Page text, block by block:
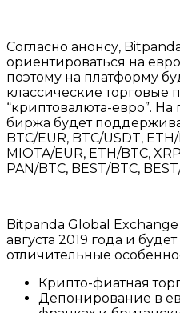
Согласно анонсу,
ориентироваться на
поэтому на платформу
классические торговые
“криптовалюта-евро”.
биржа будет
BTC/EUR, BTC/USDT,
MIOTA/EUR, ETH/BTC,
PAN/BTC, BEST/BTC,
Bitpanda Global
августа 2019 года и
отличительные
Крипто-фиатная
Депонирование в